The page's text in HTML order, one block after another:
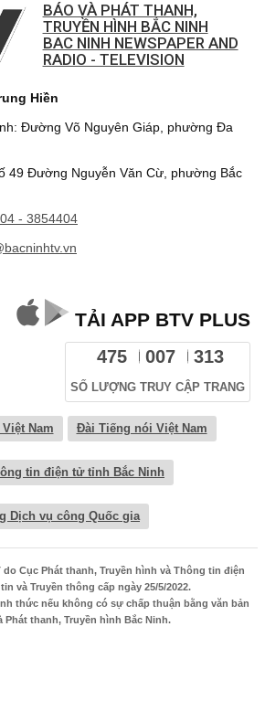
BÁO VÀ PHÁT THANH,
TRUYỀN HÌNH BẮC NINH
BAC NINH NEWSPAPER AND
RADIO - TELEVISION
Hiền
Đường Võ Nguyên Giáp, phường Đa
Nguyễn Văn Cừ, phường Bắc
- 3854404
TẢI APP BTV PLUS
475 007 313
SỐ LƯỢNG TRUY CẬP TRANG
Nam Đài Tiếng nói Việt Nam
tin điện tử tỉnh Bắc Ninh
Dịch vụ công Quốc gia
do Cục Phát thanh, Truyền hình và Thông tin điện
và Truyền thông cấp ngày 25/5/2022.
thức nếu không có sự chấp thuận bằng văn bản
Phát thanh, Truyền hình Bắc Ninh.